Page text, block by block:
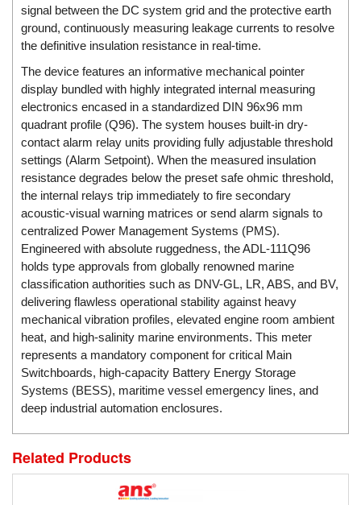
Dosing Pump
DR. NEUMANN Peltier-Technik
Driesen Kern
Dropsa Vietnam
Druck
DSTI
DUCATI
Duclean
Dukin Besko
Dunkermotoren
Durag
Dwyer
DYH
Dynisco
E+E ELEKTRONIK
E+H
Eaton
signal between the DC system grid and the protective earth
ground, continuously measuring leakage currents to resolve
the definitive insulation resistance in real-time.
The device features an informative mechanical pointer
display bundled with highly integrated internal measuring
electronics encased in a standardized DIN 96x96 mm
quadrant profile (Q96). The system houses built-in dry-
contact alarm relay units providing fully adjustable threshold
settings (Alarm Setpoint). When the measured insulation
resistance degrades below the preset safe ohmic threshold,
the internal relays trip immediately to fire secondary
acoustic-visual warning matrices or send alarm signals to
centralized Power Management Systems (PMS).
Engineered with absolute ruggedness, the ADL-111Q96
holds type approvals from globally renowned marine
classification authorities such as DNV-GL, LR, ABS, and BV,
delivering flawless operational stability against heavy
mechanical vibration profiles, elevated engine room ambient
heat, and high-salinity marine environments. This meter
represents a mandatory component for critical Main
Switchboards, high-capacity Battery Energy Storage
Systems (BESS), maritime vessel emergency lines, and
deep industrial automation enclosures.
Related Products